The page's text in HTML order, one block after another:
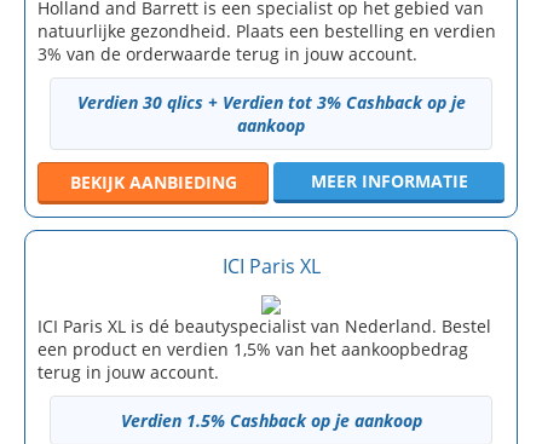
Holland and Barrett is een specialist op het gebied van
natuurlijke gezondheid. Plaats een bestelling en verdien
3% van de orderwaarde terug in jouw account.
Verdien 30 qlics + Verdien tot 3% Cashback op je
aankoop
BEKIJK AANBIEDING MEER INFORMATIE
ICI Paris XL
ICI Paris XL is dé beautyspecialist van Nederland. Bestel
een product en verdien 1,5% van het aankoopbedrag
terug in jouw account.
Verdien 1.5% Cashback op je aankoop